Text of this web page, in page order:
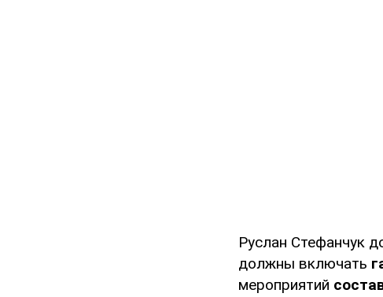
Руслан Стефанчук
должны включать
мероприятий